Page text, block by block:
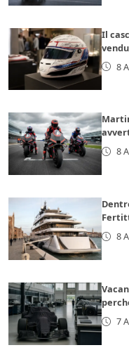
Il
8
8
8
7